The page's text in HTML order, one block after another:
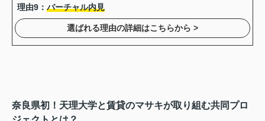
理由9：バーチャル内見
選ばれる理由の詳細はこちらから >
奈良県初！天理大学と賃貸のマサキが取り組む共同プロ